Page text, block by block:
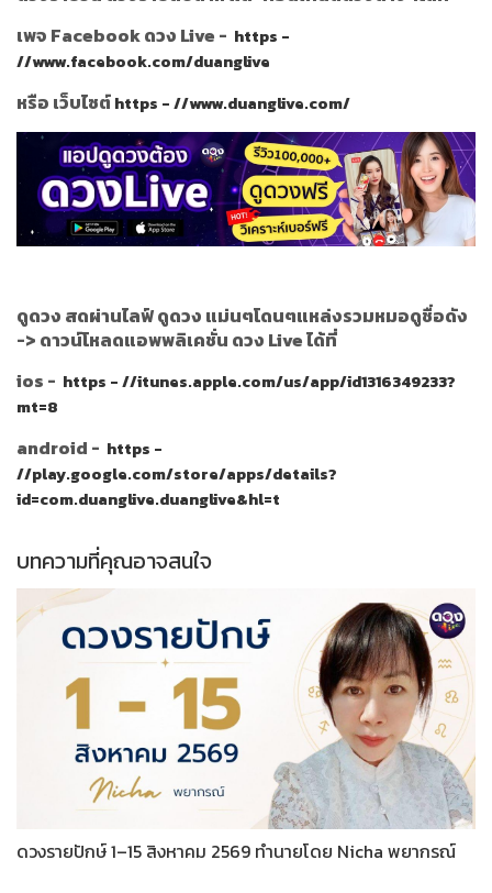
เพจ Facebook ดวง Live - https -
//www.facebook.com/duanglive
หรือ เว็บไซต์https - //www.duanglive.com/
ดูดวง สดผ่านไลฟ์ ดูดวง แม่นๆโดนๆแหล่งรวมหมอดูชื่อดัง
-> ดาวน์โหลดแอพพลิเคชั่น ดวง Live ได้ที่
ios - https - //itunes.apple.com/us/app/id1316349233?
mt=8
android - https -
//play.google.com/store/apps/details?
id=com.duanglive.duanglive&hl=t
บทความที่คุณอาจสนใจ
ดวงรายปักษ์ 1–15 สิงหาคม 2569 ทำนายโดย Nicha พยากรณ์